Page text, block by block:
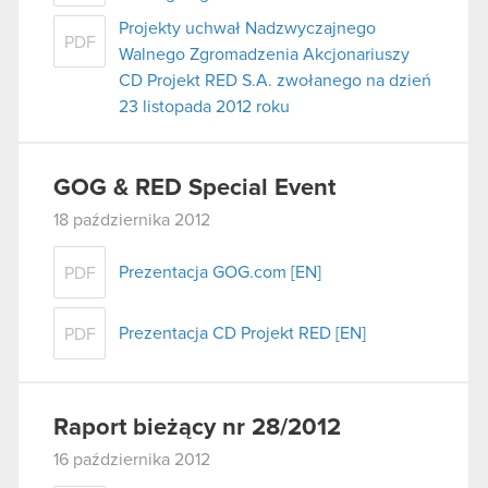
PDF
Projekty uchwał Nadzwyczajnego
Walnego Zgromadzenia Akcjonariuszy
CD Projekt RED S.A. zwołanego na dzień
23 listopada 2012 roku
GOG & RED Special Event
18 października 2012
PDF Prezentacja GOG.com [EN]
PDF Prezentacja CD Projekt RED [EN]
Raport bieżący nr 28/2012
16 października 2012